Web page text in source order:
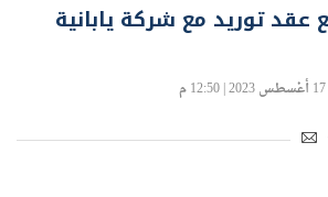
عقد توريد مع شركة يابانية
17 أغسطس 2023 | 12:50 م